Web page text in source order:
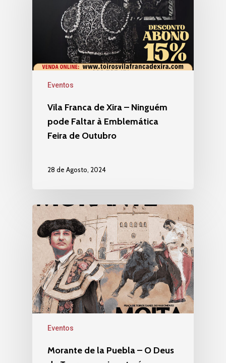
Eventos
Vila Franca de Xira – Ninguém
pode Faltar à Emblemática
Feira de Outubro
28 de Agosto, 2024
Eventos
Morante de la Puebla – O Deus